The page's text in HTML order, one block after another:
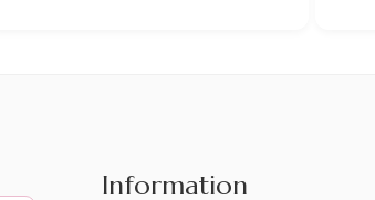
Information